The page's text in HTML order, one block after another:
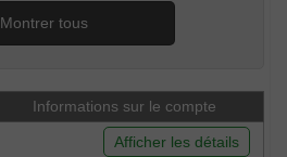
Montrer tous
Informations sur le compte
Afficher les détails